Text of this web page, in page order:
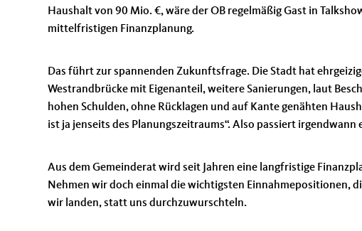
Haushalt von 90 Mio. €, wäre der OB regelmäßig Gast in
mittelfristigen Finanzplanung.
Das führt zur spannenden Zukunftsfrage. Die Stadt hat
Westrandbrücke mit Eigenanteil, weitere Sanierungen, laut
hohen Schulden, ohne Rücklagen und auf Kante genähten
ist ja jenseits des Planungszeitraums“. Also passiert irgendwann
Aus dem Gemeinderat wird seit Jahren eine langfristige
Nehmen wir doch einmal die wichtigsten Einnahmepositionen,
wir landen, statt uns durchzuwurschteln.